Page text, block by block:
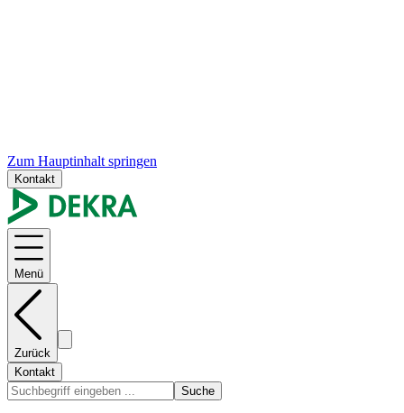
Zum Hauptinhalt springen
Kontakt
Menü
Zurück
Kontakt
Suche